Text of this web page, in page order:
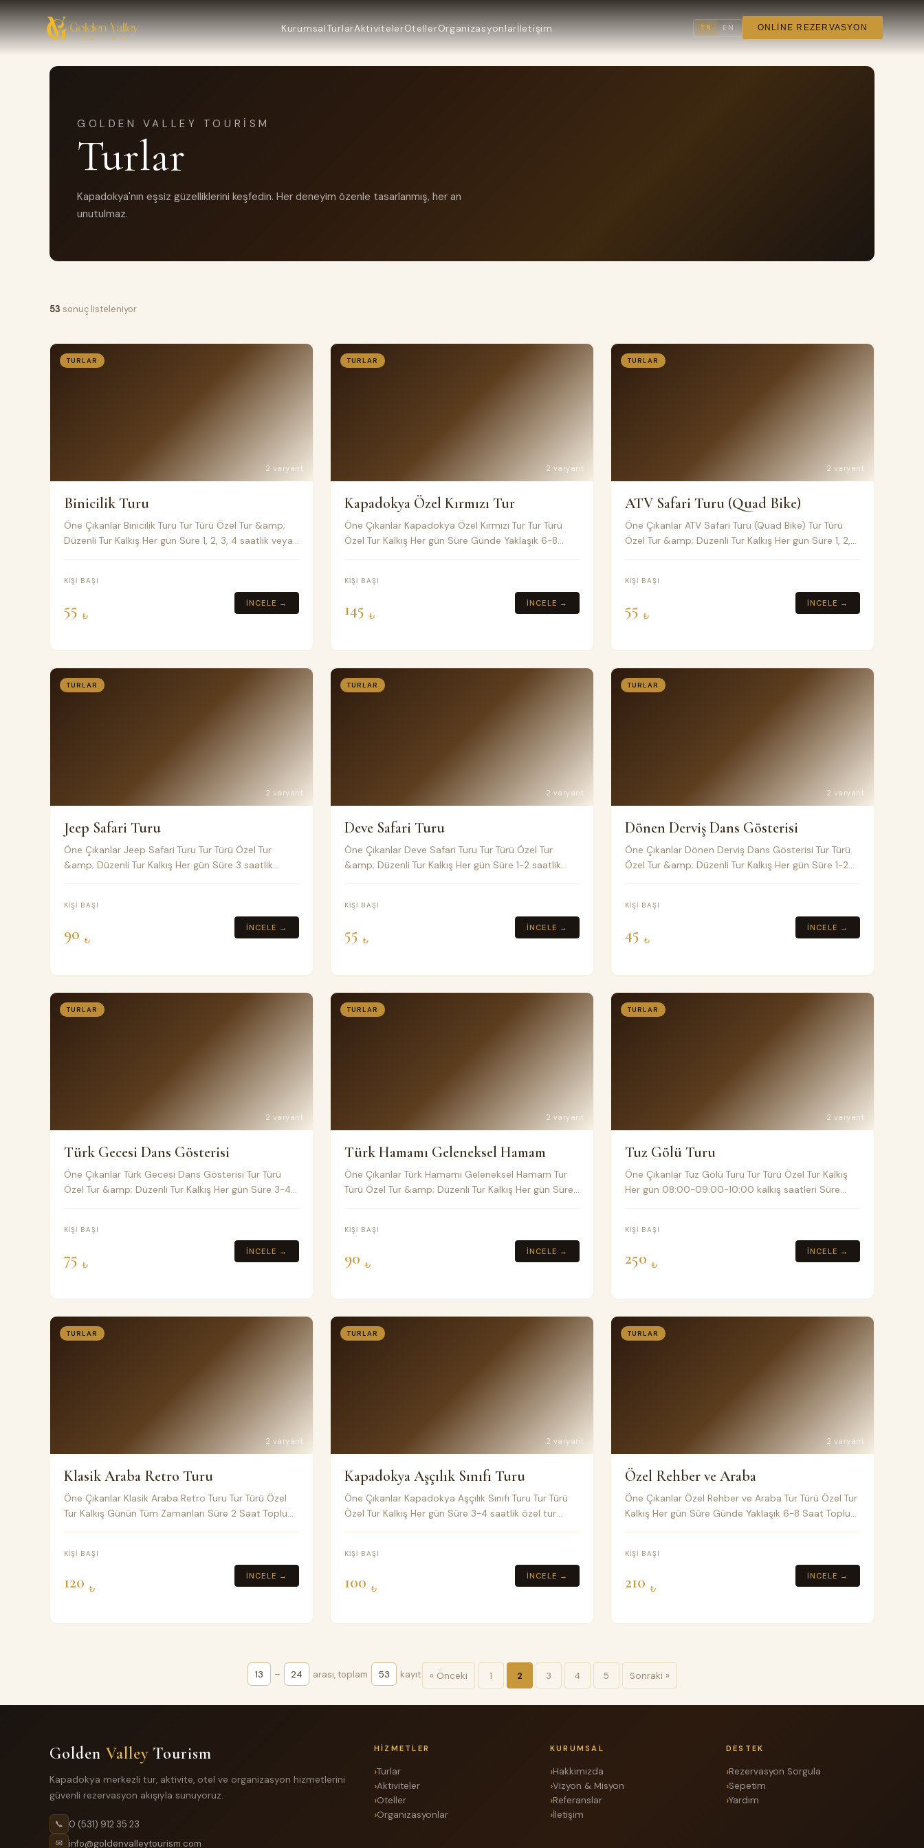
KurumsalTurlarAktivitelerOtellerOrganizasyonlarİletişim TR EN ONLINE REZERVASYON
GOLDEN VALLEY TOURISM
Turlar
Kapadokya'nın eşsiz güzelliklerini keşfedin. Her deneyim özenle tasarlanmış, her an
unutulmaz.
53 sonuç listeleniyor
TURLAR
2 varyant
Binicilik Turu
Öne Çıkanlar Binicilik Turu Tur Türü Özel Tur &amp;
Düzenli Tur Kalkış Her gün Süre 1, 2, 3, 4 saatlik veya
KIŞI BAŞI
55 ₺
İNCELE →
TURLAR
2 varyant
Kapadokya Özel Kırmızı Tur
Öne Çıkanlar Kapadokya Özel Kırmızı Tur Tur Türü
Özel Tur Kalkış Her gün Süre Günde Yaklaşık 6-8
KIŞI BAŞI
145 ₺
İNCELE →
TURLAR
2 varyant
ATV Safari Turu (Quad Bike)
Öne Çıkanlar ATV Safari Turu (Quad Bike) Tur Türü
Özel Tur &amp; Düzenli Tur Kalkış Her gün Süre 1, 2,
KIŞI BAŞI
55 ₺
İNCELE →
TURLAR
2 varyant
Jeep Safari Turu
Öne Çıkanlar Jeep Safari Turu Tur Türü Özel Tur
&amp; Düzenli Tur Kalkış Her gün Süre 3 saatlik
KIŞI BAŞI
90 ₺
İNCELE →
TURLAR
2 varyant
Deve Safari Turu
Öne Çıkanlar Deve Safari Turu Tur Türü Özel Tur
&amp; Düzenli Tur Kalkış Her gün Süre 1-2 saatlik
KIŞI BAŞI
55 ₺
İNCELE →
TURLAR
2 varyant
Dönen Derviş Dans Gösterisi
Öne Çıkanlar Dönen Derviş Dans Gösterisi Tur Türü
Özel Tur &amp; Düzenli Tur Kalkış Her gün Süre 1-2
KIŞI BAŞI
45 ₺
İNCELE →
TURLAR
2 varyant
Türk Gecesi Dans Gösterisi
Öne Çıkanlar Türk Gecesi Dans Gösterisi Tur Türü
Özel Tur &amp; Düzenli Tur Kalkış Her gün Süre 3-4
KIŞI BAŞI
75 ₺
İNCELE →
TURLAR
2 varyant
Türk Hamamı Geleneksel Hamam
Öne Çıkanlar Türk Hamamı Geleneksel Hamam Tur
Türü Özel Tur &amp; Düzenli Tur Kalkış Her gün Süre
KIŞI BAŞI
90 ₺
İNCELE →
TURLAR
2 varyant
Tuz Gölü Turu
Öne Çıkanlar Tuz Gölü Turu Tur Türü Özel Tur Kalkış
Her gün 08:00-09:00-10:00 kalkış saatleri Süre
KIŞI BAŞI
250 ₺
İNCELE →
TURLAR
2 varyant
Klasik Araba Retro Turu
Öne Çıkanlar Klasik Araba Retro Turu Tur Türü Özel
Tur Kalkış Günün Tüm Zamanları Süre 2 Saat Toplu
KIŞI BAŞI
120 ₺
İNCELE →
TURLAR
2 varyant
Kapadokya Aşçılık Sınıfı Turu
Öne Çıkanlar Kapadokya Aşçılık Sınıfı Turu Tur Türü
Özel Tur Kalkış Her gün Süre 3-4 saatlik özel tur
KIŞI BAŞI
100 ₺
İNCELE →
TURLAR
2 varyant
Özel Rehber ve Araba
Öne Çıkanlar Özel Rehber ve Araba Tur Türü Özel Tur
Kalkış Her gün Süre Günde Yaklaşık 6-8 Saat Toplu
KIŞI BAŞI
210 ₺
İNCELE →
13 – 24 arası, toplam 53 kayıt « Önceki 1 2 3 4 5 Sonraki »
Golden ValleyTourism
Kapadokya merkezli tur, aktivite, otel ve organizasyon hizmetlerini
güvenli rezervasyon akışıyla sunuyoruz.
📞 0 (531) 912 35 23
✉ info@goldenvalleytourism.com
HIZMETLER
Turlar
Aktiviteler
Oteller
Organizasyonlar
KURUMSAL
Hakkımızda
Vizyon & Misyon
Referanslar
İletişim
DESTEK
Rezervasyon Sorgula
Sepetim
Yardım